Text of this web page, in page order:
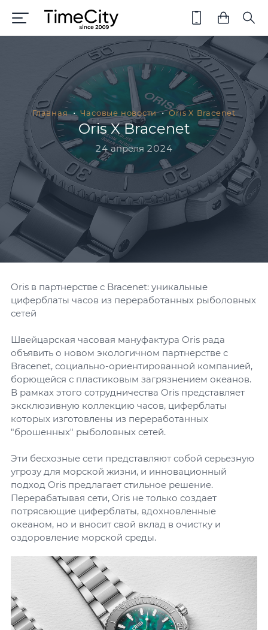
Главная Часовые новости Oris X Bracenet
Oris X Bracenet
24 апреля 2024
Oris в партнерстве с Bracenet: уникальные
циферблаты часов из переработанных рыболовных
сетей
Швейцарская часовая мануфактура Oris рада
объявить о новом экологичном партнерстве с
Bracenet, социально-ориентированной компанией,
борющейся с пластиковым загрязнением океанов.
В рамках этого сотрудничества Oris представляет
эксклюзивную коллекцию часов, циферблаты
которых изготовлены из переработанных
"брошенных" рыболовных сетей.
Эти бесхозные сети представляют собой серьезную
угрозу для морской жизни, и инновационный
подход Oris предлагает стильное решение.
Перерабатывая сети, Oris не только создает
потрясающие циферблаты, вдохновленные
океаном, но и вносит свой вклад в очистку и
оздоровление морской среды.